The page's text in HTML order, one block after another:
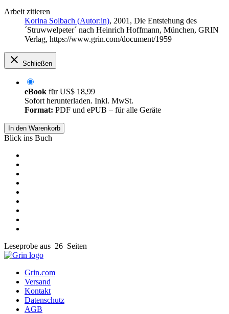
Arbeit zitieren
Korina Solbach (Autor:in), 2001, Die Entstehung des
´Struwwelpeter´ nach Heinrich Hoffmann, München, GRIN
Verlag, https://www.grin.com/document/1959
Schließen
eBook fürUS$ 18,99
Sofort herunterladen. Inkl. MwSt.
Format: PDF und ePUB – für alle Geräte
In den Warenkorb
Blick ins Buch
Leseprobe aus 26 Seiten
Grin.com
Versand
Kontakt
Datenschutz
AGB